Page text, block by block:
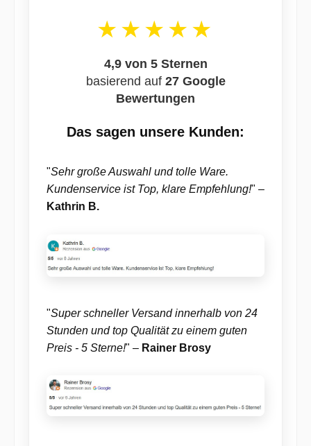
★★★★★
4,9 von 5 Sternen
basierend auf 27 Google
Bewertungen
Das sagen unsere Kunden:
"Sehr große Auswahl und tolle Ware.
Kundenservice ist Top, klare Empfehlung!" –
Kathrin B.
"Super schneller Versand innerhalb von 24
Stunden und top Qualität zu einem guten
Preis - 5 Sterne!" – Rainer Brosy